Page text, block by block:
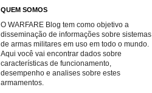
QUEM SOMOS
O WARFARE Blog tem como objetivo a
disseminação de informações sobre sistemas
de armas militares em uso em todo o mundo.
Aqui você vai encontrar dados sobre
características de funcionamento,
desempenho e analises sobre estes
armamentos.